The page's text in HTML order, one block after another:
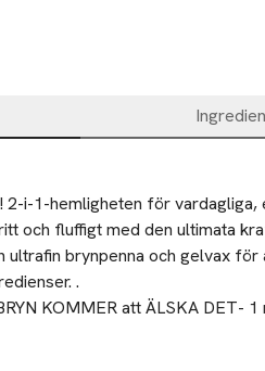
2-i-1-hemligheten för vardagliga,
och fluffigt med den ultimata
ultrafin brynpenna och gelvax
.
KOMMER att ÄLSKA DET-
att skapa hårliknande drag